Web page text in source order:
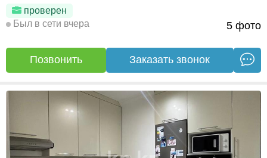
5 фото
проверен
Был в сети вчера
Позвонить Заказать звонок